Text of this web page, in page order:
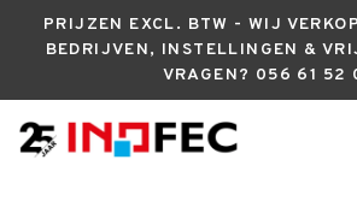
PRIJZEN EXCL. BTW - WIJ
BEDRIJVEN, INSTELLINGEN &
VRAGEN? 056 61 52